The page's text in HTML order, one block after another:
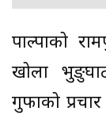
पाल्पाको
खोला
गुफाको